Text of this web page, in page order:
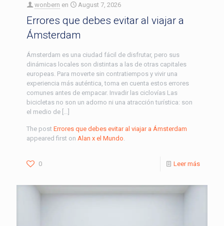
wonbern en August 7, 2026
Errores que debes evitar al viajar a
Ámsterdam
Ámsterdam es una ciudad fácil de disfrutar, pero sus
dinámicas locales son distintas a las de otras capitales
europeas. Para moverte sin contratiempos y vivir una
experiencia más auténtica, toma en cuenta estos errores
comunes antes de empacar. Invadir las ciclovías Las
bicicletas no son un adorno ni una atracción turística: son
el medio de […]
The post Errores que debes evitar al viajar a Ámsterdam
appeared first on Alan x el Mundo.
0 Leer más